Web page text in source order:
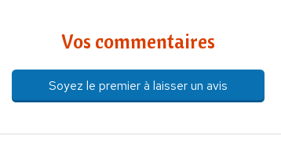
Vos commentaires
Soyez le premier à laisser un avis